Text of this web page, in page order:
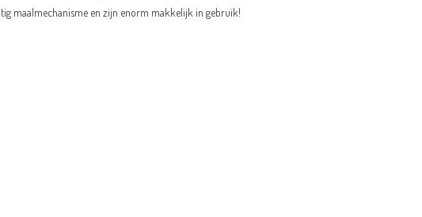
maalmechanisme en zijn enorm makkelijk in gebruik!